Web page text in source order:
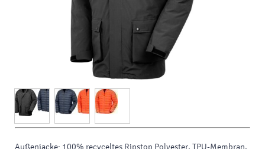
Außenjacke: 100% recyceltes Ripstop Polyester, TPU-Membran,